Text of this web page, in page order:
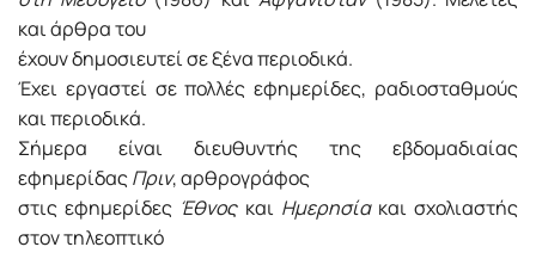
και άρθρα του
έχουν δημοσιευτεί σε ξένα περιοδικά.
Έχει εργαστεί σε πολλές εφημερίδες, ραδιοσταθμούς
και περιοδικά.
Σήμερα είναι διευθυντής της εβδομαδιαίας
εφημερίδαςΠριν, αρθρογράφος
στις εφημερίδες Έθνοςκαι Hμερησίακαι σχολιαστής
στον τηλεοπτικό